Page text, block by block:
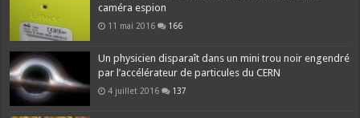
caméra espion
11 mai 2016 166
Un physicien disparaît dans un mini trou noir engendré
par l’accélérateur de particules du CERN
4 juillet 2016 137